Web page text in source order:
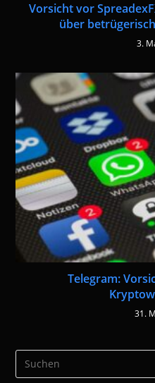
Vorsicht vor
über
3.
Telegram:
31.